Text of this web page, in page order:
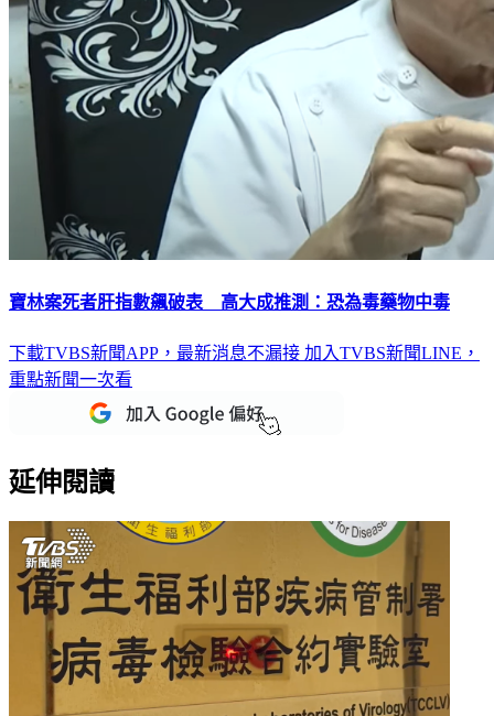
寶林案死者肝指數飆破表 高大成推測：恐為毒藥物中毒
下載TVBS新聞APP，最新消息不漏接 加入TVBS新聞LINE，
重點新聞一次看
延伸閱讀